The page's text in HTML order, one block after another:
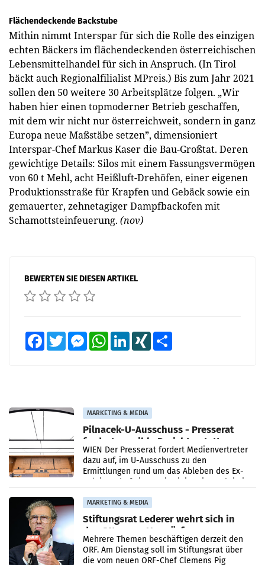
Flächendeckende Backstube
Mithin nimmt Interspar für sich die Rolle des einzigen
echten Bäckers im flächendeckenden österreichischen
Lebensmittelhandel für sich in Anspruch. (In Tirol
bäckt auch Regionalfilialist MPreis.) Bis zum Jahr 2021
sollen den 50 weitere 30 Arbeitsplätze folgen. „Wir
haben hier einen topmoderner Betrieb geschaffen,
mit dem wir nicht nur österreichweit, sondern in ganz
Europa neue Maßstäbe setzen”, dimensioniert
Interspar-Chef Markus Kaser die Bau-Großtat. Deren
gewichtige Details: Silos mit einem Fassungsvermögen
von 60 t Mehl, acht Heißluft-Dreh­öfen, einer eigenen
Produktionsstraße für Krapfen und Gebäck sowie ein
gemauerter, zehnetagiger Dampfbackofen mit
Schamottsteinfeuerung. (nov)
BEWERTEN SIE DIESEN ARTIKEL
FacebookTwitter MessengerWhatsAppLinkedInXING
MARKETING & MEDIA
Pilnacek-U-Ausschuss - Presserat
fordert sensible Berichterstattung
WIEN Der Presserat fordert Medienvertreter
dazu auf, im U-Ausschuss zu den
Ermittlungen rund um das Ableben des Ex-
Sektionschefs im Justizministerium, Christian
MARKETING & MEDIA
Stiftungsrat Lederer wehrt sich in
den SN gegen Vorwürfe
Mehrere Themen beschäftigen derzeit den
ORF. Am Dienstag soll im Stiftungsrat über
die vom neuen ORF-Chef Clemens Pig